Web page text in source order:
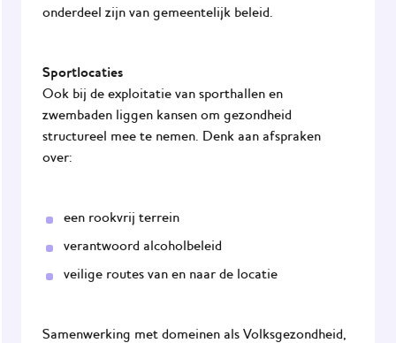
onderdeel zijn van gemeentelijk beleid.
Sportlocaties
Ook bij de exploitatie van sporthallen en
zwembaden liggen kansen om gezondheid
structureel mee te nemen. Denk aan afspraken
over:
een rookvrij terrein
verantwoord alcoholbeleid
veilige routes van en naar de locatie
Samenwerking met domeinen als Volksgezondheid,